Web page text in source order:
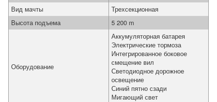
Вид мачты
Трехсекционная
Высота подъема
5 200 m
Оборудование
Аккумуляторная батарея
Электрические тормоза
Интегрированное боковое
смещение вил
Светодиодное дорожное
освещение
Синий пятно сзади
Мигающий свет